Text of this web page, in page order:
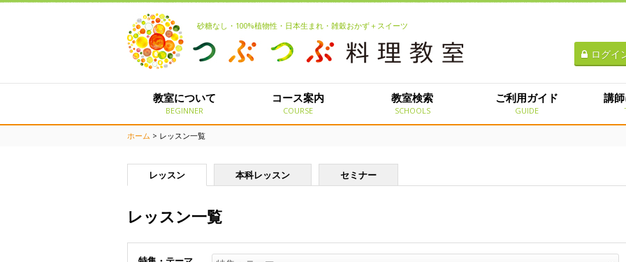
砂糖なし・100%植物性・日本生まれ・雑穀おかず＋スイーツ
ログイ
教室について
BEGINNER
コース案内
COURSE
教室検索
SCHOOLS
ご利用ガイド
GUIDE
講
ホーム > レッスン一覧
レッスン 本科レッスン セミナー
レッスン一覧